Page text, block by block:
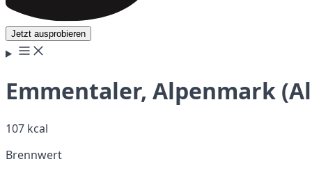
Jetzt ausprobieren
Emmentaler, Alpenmark
107 kcal
Brennwert